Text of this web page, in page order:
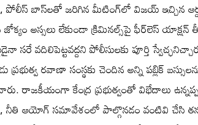
పోలీస్ బాస్‌లతో జరిగిన మీటింగ్‌లో విజయ్ ఇచ్చిన
అస్సలు లేకుండా క్రిమినల్స్‌పై ఫీర్‌లెస్ యాక్షన్
సరే వదిలిపెట్టవద్దని పోలీసులకు పూర్తి
రవాణా సంస్థకు చెందిన అన్ని పబ్లిక్
రాజకీయంగా కేంద్ర ప్రభుత్వంతో విభేదాలు
ఆయోగ్ సమావేశంలో పాల్గొనడం వంటివి చేసి తన